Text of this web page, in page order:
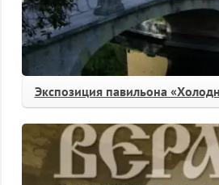
Экспозиция павильона